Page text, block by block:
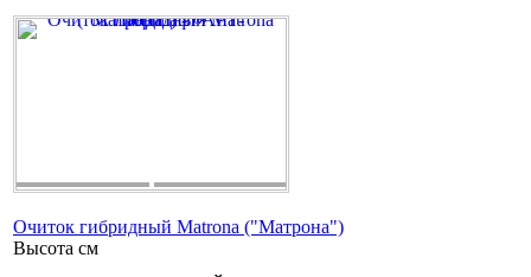
Очиток гибридный Matrona ("Матрона")
Высота см